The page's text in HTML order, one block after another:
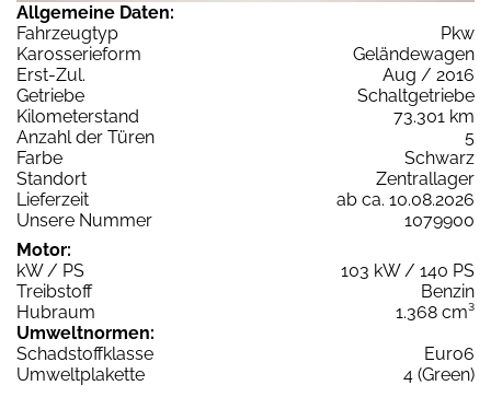
Allgemeine Daten:
Fahrzeugtyp
Pkw
Karosserieform
Geländewagen
Erst-Zul.
Aug / 2016
Getriebe
Schaltgetriebe
Kilometerstand
73.301 km
Anzahl der Türen
5
Farbe
Schwarz
Standort
Zentrallager
Lieferzeit
ab ca. 10.08.2026
Unsere Nummer
1079900
Motor:
kW / PS
103 kW / 140 PS
Treibstoff
Benzin
Hubraum
1.368 cm³
Umweltnormen:
Schadstoffklasse
Euro6
Umweltplakette
4 (Green)